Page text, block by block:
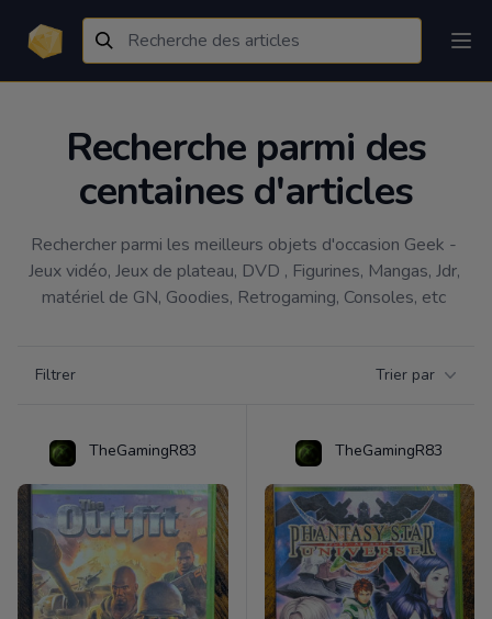
Recherche parmi des
centaines d'articles
Rechercher parmi les meilleurs objets d'occasion Geek -
Jeux vidéo, Jeux de plateau, DVD , Figurines, Mangas, Jdr,
matériel de GN, Goodies, Retrogaming, Consoles, etc
Filtrer Trier par
TheGamingR83 TheGamingR83